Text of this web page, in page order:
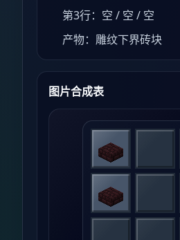
第3行：空 / 空 / 空
产物：雕纹下界砖块
图片合成表